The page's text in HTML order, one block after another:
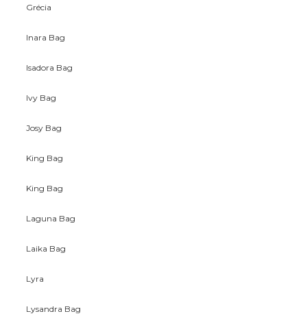
Grécia
Inara Bag
Isadora Bag
Ivy Bag
Josy Bag
King Bag
King Bag
Laguna Bag
Laika Bag
Lyra
Lysandra Bag